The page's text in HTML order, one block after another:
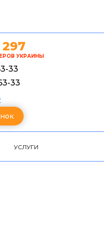
УКРАИНЫ
33
33
УСЛУГИ